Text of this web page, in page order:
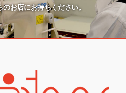
お店にお持ちください。